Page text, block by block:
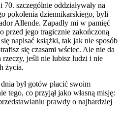
szczególnie oddziaływały na
pokolenia dziennikarskiego, byli
Allende. Zapadły mi w pamięć
przed jego tragicznie zakończoną
napisać książki, tak jak nie sposób
się czasami wściec. Ale nie da
rzeczy, jeśli nie lubisz ludzi i nie
życia.
był gotów płacić swoim
tego, co przyjął jako własną misję:
prawdy o najbardziej